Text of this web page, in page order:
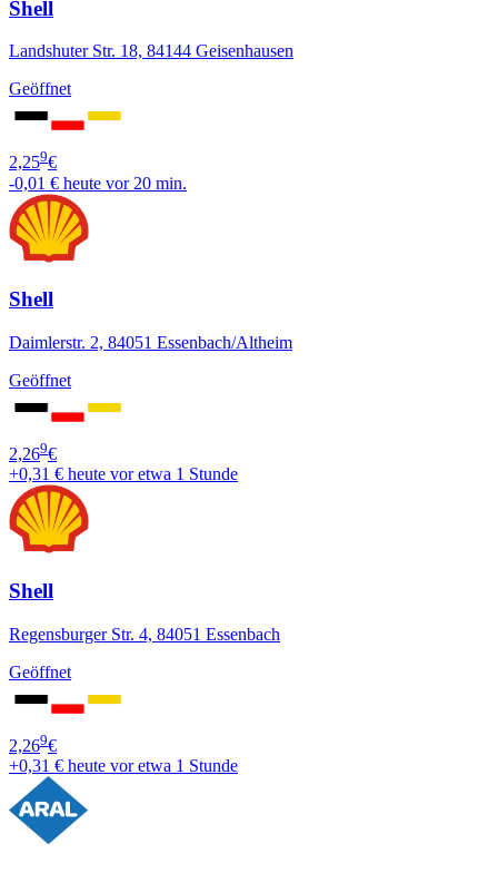
Shell
Landshuter Str. 18, 84144 Geisenhausen
Geöffnet
2,259€
-0,01 € heute vor 20 min.
Shell
Daimlerstr. 2, 84051 Essenbach/Altheim
Geöffnet
2,269€
+0,31 € heute vor etwa 1 Stunde
Shell
Regensburger Str. 4, 84051 Essenbach
Geöffnet
2,269€
+0,31 € heute vor etwa 1 Stunde